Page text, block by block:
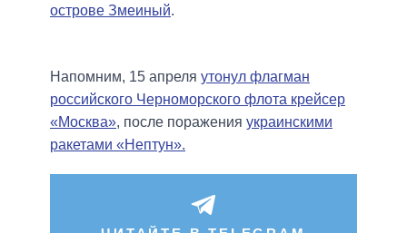
острове Змеиный.
Напомним, 15 апреля утонул флагман
российского Черноморского флота крейсер
«Москва», после поражения украинскими
ракетами «Нептун».